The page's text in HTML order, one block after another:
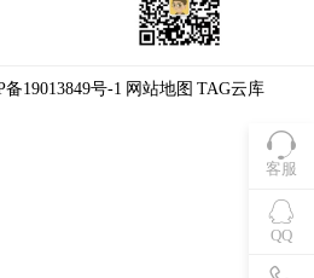
客服
QQ
备19013849号-1 网站地图 TAG云库